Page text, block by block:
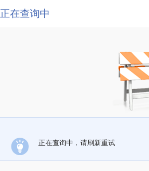
正在查询中
正在查询中，请刷新重试